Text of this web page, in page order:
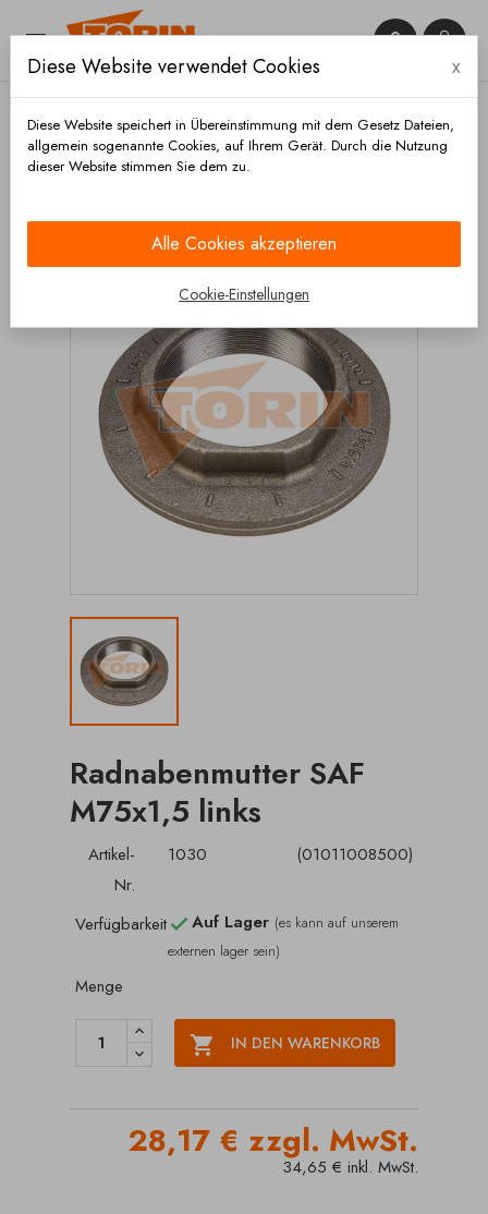
 

Radnabenmutter SAF
M75x1,5 links
Artikel-
Nr.
1030 (01011008500)
Verfügbarkeit Auf Lager (es kann auf unserem
externen lager sein)
Menge
 IN DEN WARENKORB
28,17 € zzgl. MwSt.
34,65 € inkl. MwSt.
Diese Website verwendet Cookies x
Diese Website speichert in Übereinstimmung mit dem Gesetz Dateien,
allgemein sogenannte Cookies, auf Ihrem Gerät. Durch die Nutzung
dieser Website stimmen Sie dem zu.
Alle Cookies akzeptieren
Cookie-Einstellungen